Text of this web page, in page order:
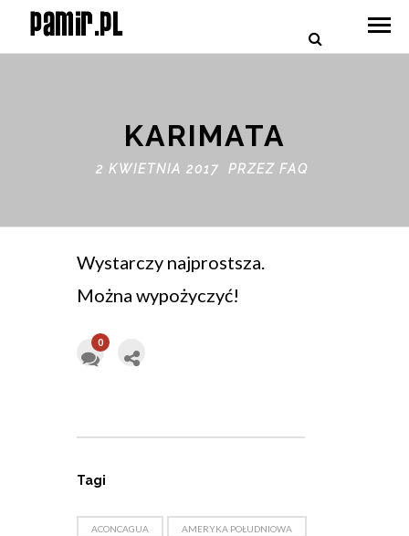
KARIMATA
2 KWIETNIA 2017 PRZEZ FAQ
Wystarczy najprostsza.
Można wypożyczyć!
0
Tagi
ACONCAGUA AMERYKA POŁUDNIOWA